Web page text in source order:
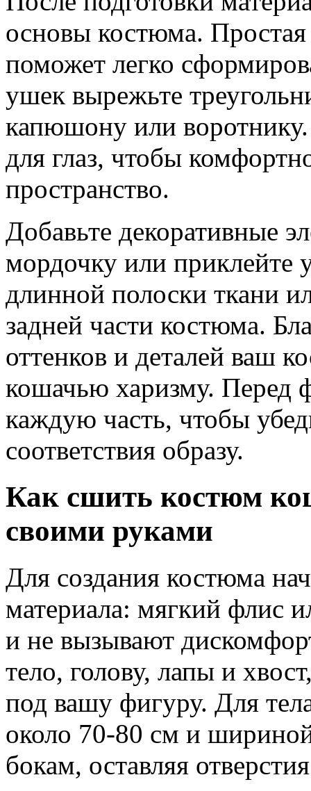
основы костюма.
поможет легко
ушек вырежьте
капюшону или воротнику.
для глаз, чтобы
пространство.
Добавьте декоративные
мордочку или приклейте
длинной полоски ткани
задней части костюма.
оттенков и деталей ваш
кошачью харизму. Перед
каждую часть, чтобы
соответствия образу.
Как сшить костюм
своими руками
Для создания костюма
материала: мягкий флис
и не вызывают
тело, голову, лапы и
под вашу фигуру. Для
около 70-80 см и
бокам, оставляя